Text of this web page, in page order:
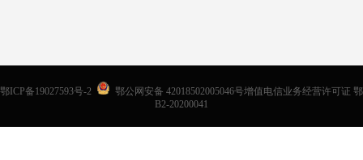
鄂ICP备19027593号-2
鄂公网安备 42018502005046号增值电信业务经营许可证 鄂
B2-20200041